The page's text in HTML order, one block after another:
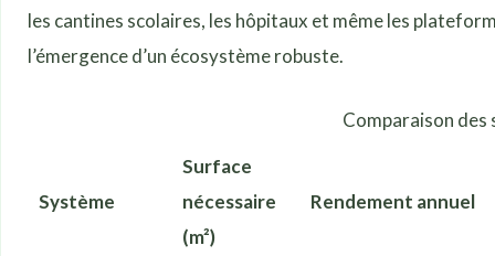
les cantines scolaires, les hôpitaux et même les
l’émergence d’un écosystème robuste.
Comparaison des
Système
Surface
nécessaire
(m²)
Rendement annuel